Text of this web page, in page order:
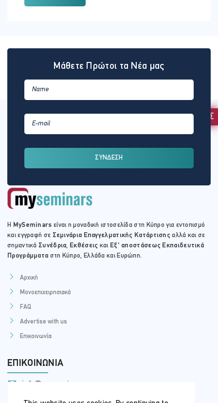
ΕΚΔΗΛΩΣΗ ΕΝΔΙΑΦΕΡΟΝΤΟΣ
Μάθετε Πρώτοι τα Νέα μας
ΣΥΝΔΕΣΗ
Η MySeminars είναι η μοναδική ιστοσελίδα στη Κύπρο για εντοπισμό
και εγγραφή σε Σεμινάρια Επαγγελματικής Κατάρτισης αλλά και σε
σημαντικά Συνέδρια, Εκθέσεις και Εξ' αποστάσεως Εκπαιδευτικά
Προγράμματα στη Κύπρο, Ελλάδα και Ευρώπη.
Αρχική
Μονοεπιχειρησιακά
FAQ
Advertise with us
Επικοινωνία
ΕΠΙΚΟΙΝΩΝΊΑ
info@myseminars.com.cy
+357 99 398 200